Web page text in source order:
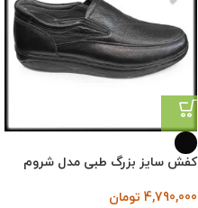
کفش سایز بزرگ طبی مدل شروم
4,790,000 تومان